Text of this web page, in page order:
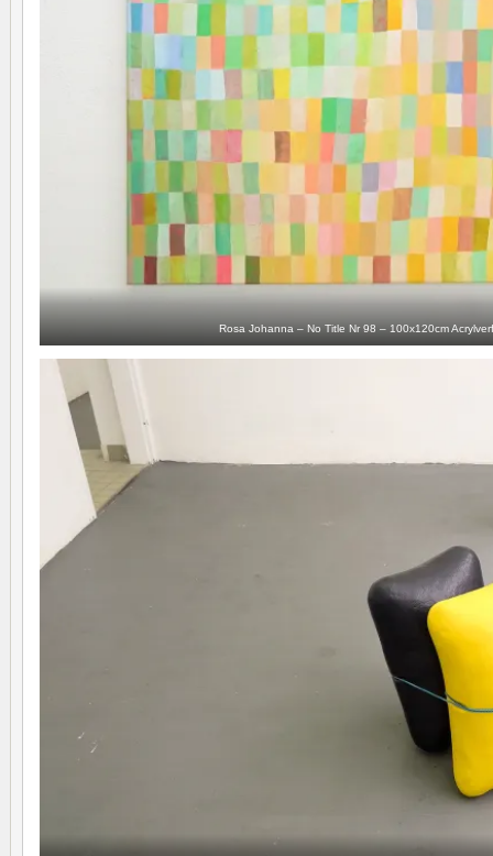
Rosa Johanna – No Title Nr 98 – 100x120cm